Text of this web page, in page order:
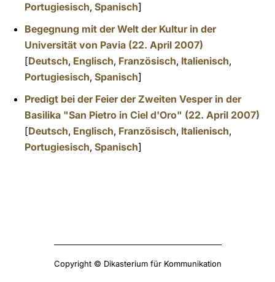
Portugiesisch, Spanisch]
Begegnung mit der Welt der Kultur in der
Universität von Pavia (22. April 2007)
[Deutsch, Englisch, Französisch, Italienisch,
Portugiesisch, Spanisch]
Predigt bei der Feier der Zweiten Vesper in der
Basilika "San Pietro in Ciel d'Oro" (22. April 2007)
[Deutsch, Englisch, Französisch, Italienisch,
Portugiesisch, Spanisch]
Copyright © Dikasterium für Kommunikation